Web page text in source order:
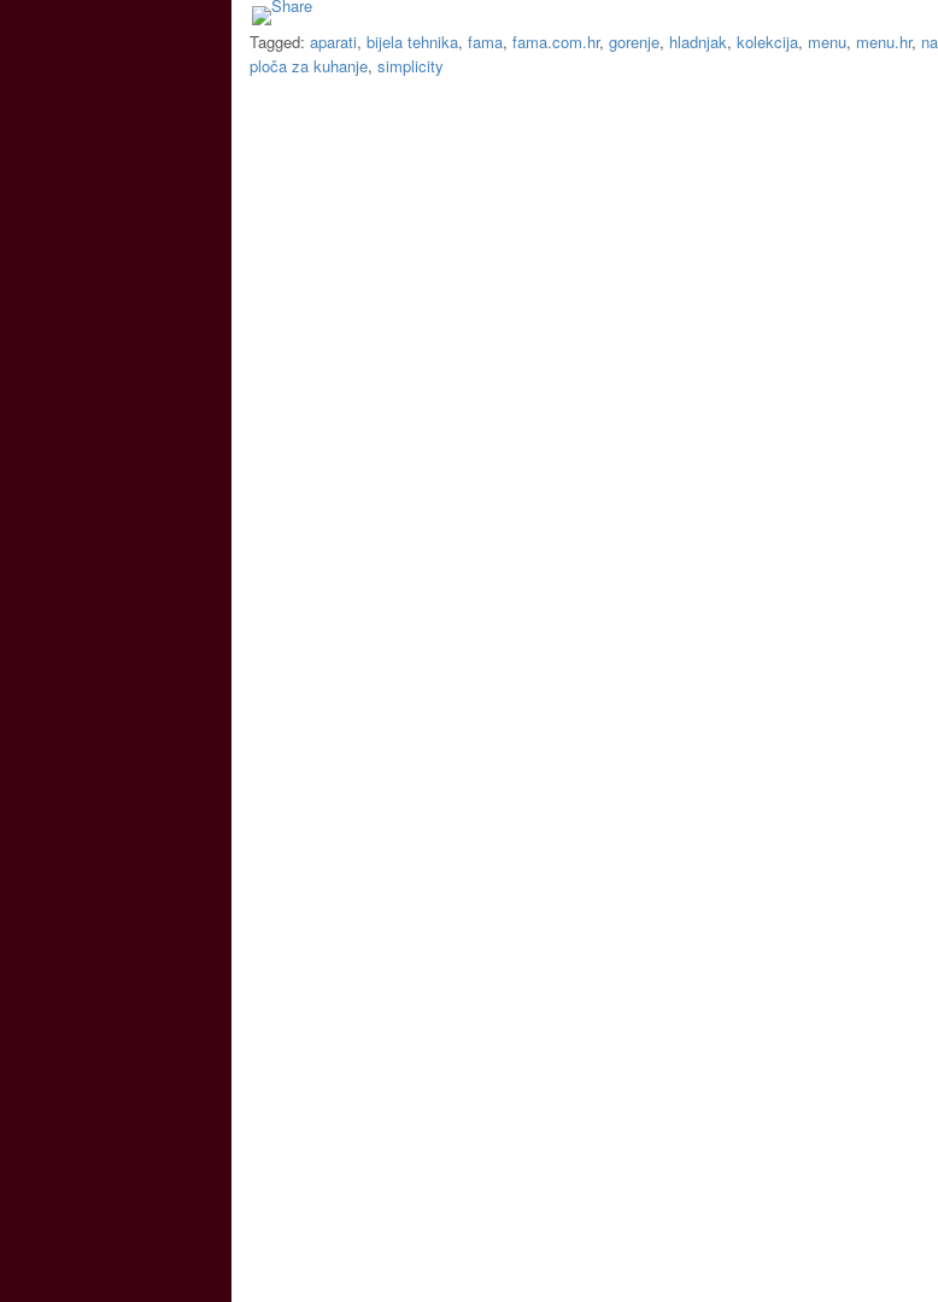
Tagged: aparati, bijela tehnika, fama, fama.com.hr, gorenje, hladnjak, kolekcija, menu, menu.hr,
ploča za kuhanje, simplicity